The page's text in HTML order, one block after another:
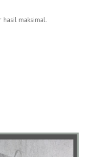
hasil maksimal.